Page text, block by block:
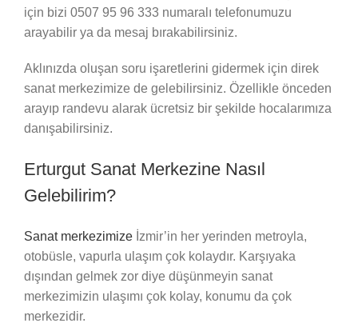
için bizi 0507 95 96 333 numaralı telefonumuzu
arayabilir ya da mesaj bırakabilirsiniz.
Aklınızda oluşan soru işaretlerini gidermek için direk
sanat merkezimize de gelebilirsiniz. Özellikle önceden
arayıp randevu alarak ücretsiz bir şekilde hocalarımıza
danışabilirsiniz.
Erturgut Sanat Merkezine Nasıl
Gelebilirim?
Sanat merkezimize İzmir’in her yerinden metroyla,
otobüsle, vapurla ulaşım çok kolaydır. Karşıyaka
dışından gelmek zor diye düşünmeyin sanat
merkezimizin ulaşımı çok kolay, konumu da çok
merkezidir.